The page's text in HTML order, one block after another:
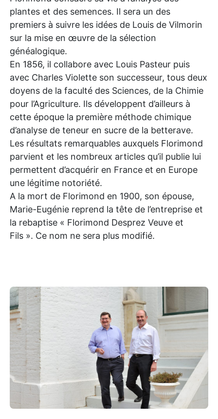
plantes et des semences. Il sera un des
premiers à suivre les idées de Louis de Vilmorin
sur la mise en œuvre de la sélection
généalogique.
En 1856, il collabore avec Louis Pasteur puis
avec Charles Violette son successeur, tous deux
doyens de la faculté des Sciences, de la Chimie
pour l’Agriculture. Ils développent d’ailleurs à
cette époque la première méthode chimique
d’analyse de teneur en sucre de la betterave.
Les résultats remarquables auxquels Florimond
parvient et les nombreux articles qu’il publie lui
permettent d’acquérir en France et en Europe
une légitime notoriété.
A la mort de Florimond en 1900, son épouse,
Marie-Eugénie reprend la tête de l’entreprise et
la rebaptise « Florimond Desprez Veuve et
Fils ». Ce nom ne sera plus modifié.